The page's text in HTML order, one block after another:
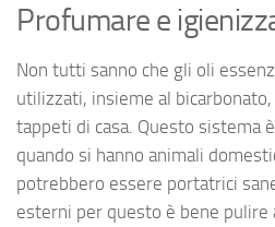
Profumare e
Non tutti sanno che gli oli
utilizzati, insieme al
tappeti di casa. Questo sistema
quando si hanno animali
potrebbero essere portatrici
esterni per questo è bene pulire